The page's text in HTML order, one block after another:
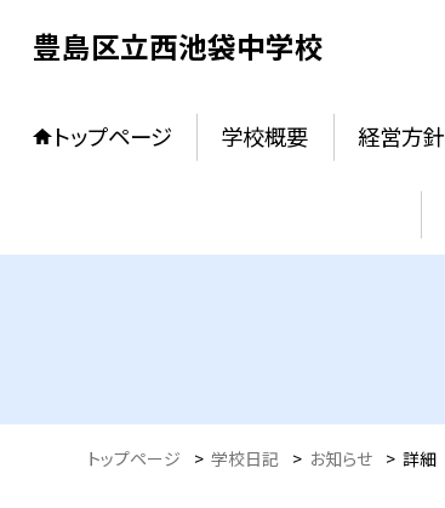
豊島区立西池袋中学校
トップページ 学校概要 経営方針
トップページ > 学校日記 > お知らせ > 詳細